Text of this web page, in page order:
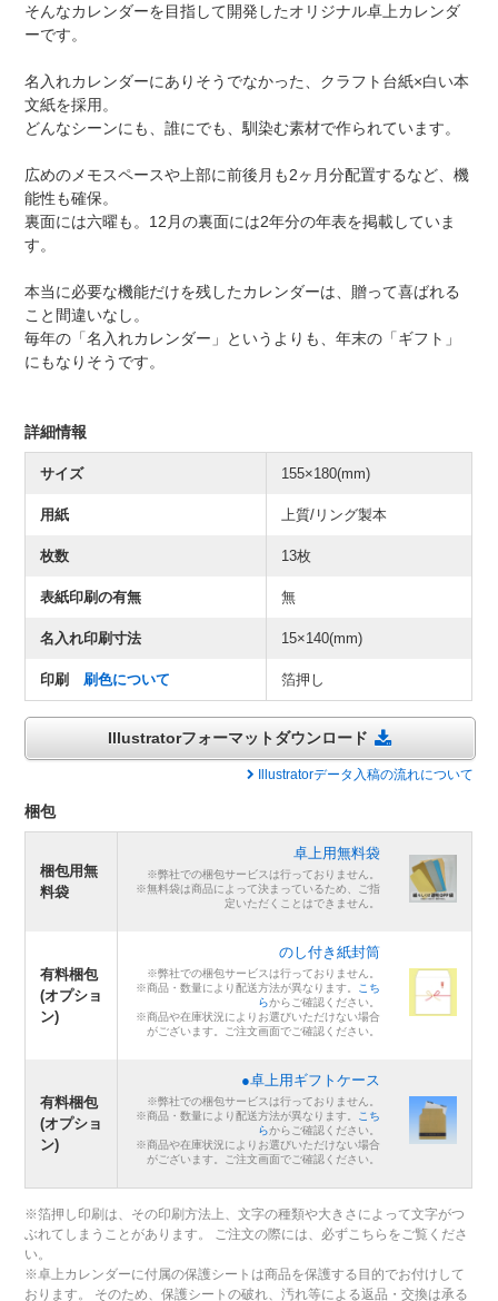
そんなカレンダーを目指して開発したオリジナル卓上カレンダ
ーです。
名入れカレンダーにありそうでなかった、クラフト台紙×白い本
文紙を採用。
どんなシーンにも、誰にでも、馴染む素材で作られています。
広めのメモスペースや上部に前後月も2ヶ月分配置するなど、機
能性も確保。
裏面には六曜も。12月の裏面には2年分の年表を掲載していま
す。
本当に必要な機能だけを残したカレンダーは、贈って喜ばれる
こと間違いなし。
毎年の「名入れカレンダー」というよりも、年末の「ギフト」
にもなりそうです。
詳細情報
サイズ 155×180(mm)
用紙 上質/リング製本
枚数 13枚
表紙印刷の有無 無
名入れ印刷寸法 15×140(mm)
印刷 刷色について 箔押し
Illustratorフォーマットダウンロード
Illustratorデータ入稿の流れについて
梱包
梱包用無
料袋
卓上用無料袋
※弊社での梱包サービスは行っておりません。
※無料袋は商品によって決まっているため、ご指
定いただくことはできません。
有料梱包
(オプショ
ン)
のし付き紙封筒
※弊社での梱包サービスは行っておりません。
※商品・数量により配送方法が異なります。 こち
らからご確認ください。
※商品や在庫状況によりお選びいただけない場合
がございます。ご注文画面でご確認ください。
有料梱包
(オプショ
ン)
●卓上用ギフトケース
※弊社での梱包サービスは行っておりません。
※商品・数量により配送方法が異なります。 こち
らからご確認ください。
※商品や在庫状況によりお選びいただけない場合
がございます。ご注文画面でご確認ください。
※箔押し印刷は、その印刷方法上、文字の種類や大きさによって文字がつ
ぶれてしまうことがあります。 ご注文の際には、必ずこちらをご覧くださ
い。
※卓上カレンダーに付属の保護シートは商品を保護する目的でお付けして
おります。 そのため、保護シートの破れ、汚れ等による返品・交換は承る